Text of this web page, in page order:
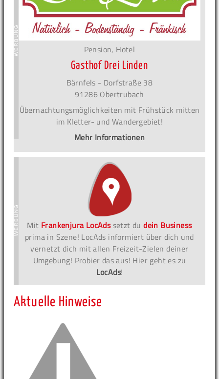
Pension, Hotel
Gasthof Drei Linden
Bärnfels - Dorfstraße 38
91286 Obertrubach
Übernachtungsmöglichkeiten mit Frühstück mitten
im Kletter- und Wandergebiet!
Mehr Informationen
Mit Frankenjura LocAdssetzt dudein Business
prima in Szene! LocAds informiert über dich und
vernetzt dich mit allen Freizeit-Zielen deiner
Umgebung! Probier das aus! Hier geht es zu
LocAds!
Aktuelle Hinweise